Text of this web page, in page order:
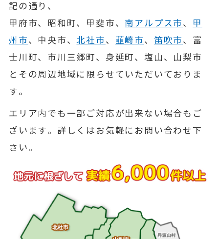
記の通り、
甲府市、昭和町、甲斐市、 南アルプス市、 甲
州市、中央市、北社市、 韮崎市、 笛吹市、富
士川町、市川三郷町、身延町、塩山、山梨市
とその周辺地域に限らせていただいておりま
す。
エリア内でも一部ご対応が出来ない場合もご
ざいます。詳しくはお気軽にお問い合わせ下
さい。